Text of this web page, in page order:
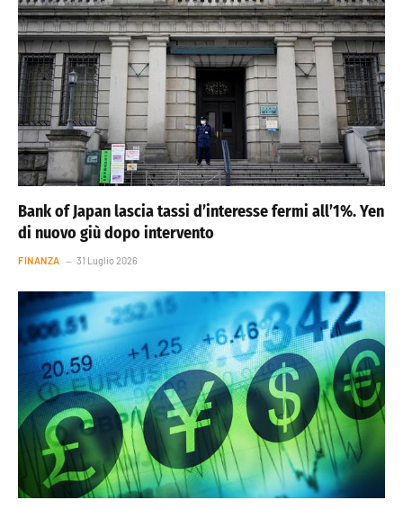
Bank of Japan lascia tassi d’interesse fermi all’1%. Yen
di nuovo giù dopo intervento
FINANZA 31 Luglio 2026